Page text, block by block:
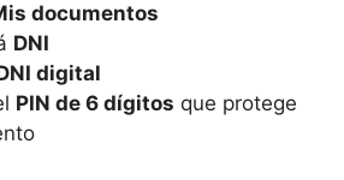
documentos
DNI
digital
PIN de 6 dígitos que protege